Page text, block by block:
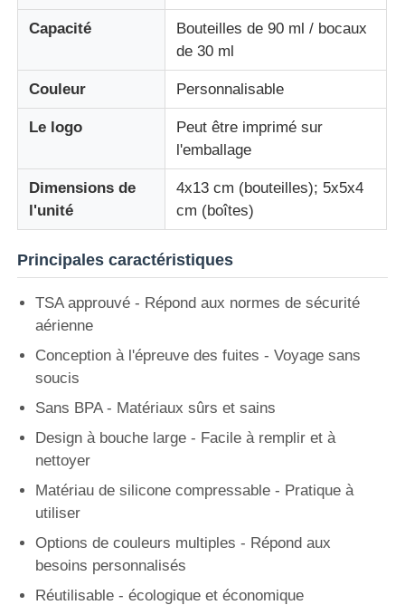
bouteille de voyage en silicone
Bouteille d'eau pliable en silicone
Produits de cuisine en silicone
Produits en caoutchouc de silicone
Capacité
Bouteilles de 90 ml / bocaux
de 30 ml
Couleur Personnalisable
Le logo
Peut être imprimé sur
l'emballage
Dimensions de
l'unité
4x13 cm (bouteilles); 5x5x4
cm (boîtes)
Principales caractéristiques
TSA approuvé - Répond aux normes de sécurité
aérienne
Conception à l'épreuve des fuites - Voyage sans
soucis
Sans BPA - Matériaux sûrs et sains
Design à bouche large - Facile à remplir et à
nettoyer
Matériau de silicone compressable - Pratique à
utiliser
Options de couleurs multiples - Répond aux
besoins personnalisés
Réutilisable - écologique et économique